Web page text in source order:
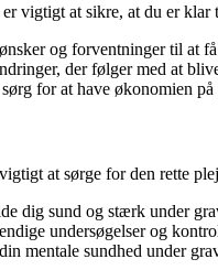
vigtigt at sikre, at du er
og forventninger til at
der følger med at
for at have økonomien
at sørge for den rette
dig sund og stærk under
undersøgelser og
mentale sundhed under